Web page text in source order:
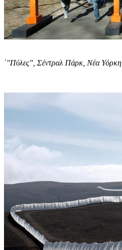
῾"Πύλες", Σέντραλ Πάρκ, Νέα Υόρκη